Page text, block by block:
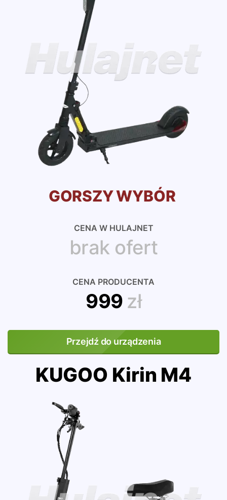
GORSZY WYBÓR
CENA W HULAJNET
brak ofert
CENA PRODUCENTA
999 zł
Przejdź do urządzenia
KUGOO Kirin M4